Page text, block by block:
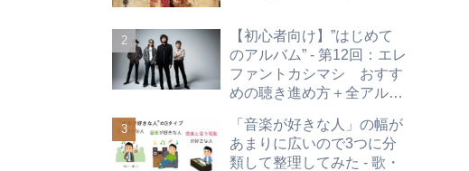
【初心者向け】”はじめて
のアルバム” - 第12回：エレ
ファントカシマシ おすす
めの聴き進め方＋全アルバ
「音楽が好きな人」の幅が
あまりに広いので3つに分
類して整理してみた - 歌・